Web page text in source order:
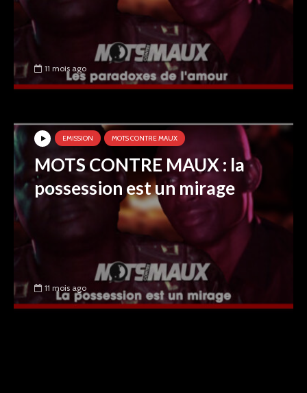
11 mois ago
EMISSION MOTS CONTRE MAUX
MOTS CONTRE MAUX : la
possession est un mirage
11 mois ago